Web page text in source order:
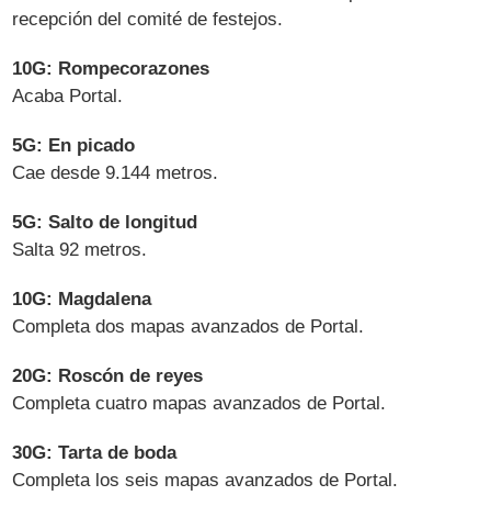
recepción del comité de festejos.
10G: Rompecorazones
Acaba Portal.
5G: En picado
Cae desde 9.144 metros.
5G: Salto de longitud
Salta 92 metros.
10G: Magdalena
Completa dos mapas avanzados de Portal.
20G: Roscón de reyes
Completa cuatro mapas avanzados de Portal.
30G: Tarta de boda
Completa los seis mapas avanzados de Portal.